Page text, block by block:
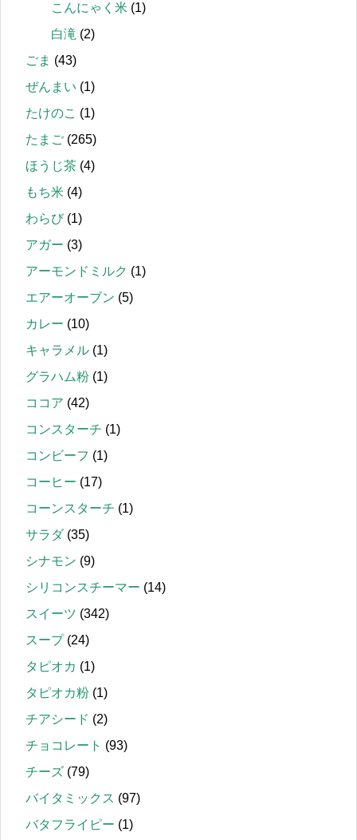
こんにゃく米 (1)
白滝 (2)
ごま (43)
ぜんまい (1)
たけのこ (1)
たまご (265)
ほうじ茶 (4)
もち米 (4)
わらび(1)
アガー (3)
アーモンドミルク (1)
エアーオーブン (5)
カレー (10)
キャラメル (1)
グラハム粉 (1)
ココア (42)
コンスターチ (1)
コンビーフ (1)
コーヒー (17)
コーンスターチ (1)
サラダ(35)
シナモン (9)
シリコンスチーマー (14)
スイーツ (342)
スープ(24)
タピオカ (1)
タピオカ粉 (1)
チアシード (2)
チョコレート (93)
チーズ (79)
バイタミックス (97)
バタフライピー (1)